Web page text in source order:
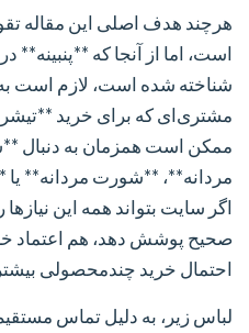
هرچند هدف اصلی این مقاله
است، اما از آنجا که **پنبینه**
شناخته شده است، لازم است
مشتری‌ای که برای خرید
ممکن است همزمان به دنبال
مردانه**، **شورت مردانه** یا
اگر سایت بتواند همه این
صحیح پوشش دهد، هم اعتماد
احتمال خرید چندمحصولی
لباس زیر، به دلیل تماس